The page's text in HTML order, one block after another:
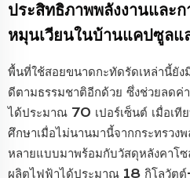
ประสิทธิภาพพลังงานและ
หมุนเวียนในบ้านแคปซูลแ
พื้นที่ใช้สอยขนาดกะทัดรัดเหล่านี้ยัง
ดีตามธรรมชาติอีกด้วย ซึ่งช่วยลดค่
ได้ประมาณ 70 เปอร์เซ็นต์ เมื่อเที
ศึกษาเมื่อไม่นานมานี้จากกระทรวง
หลายแบบมาพร้อมกับวัสดุหลังคาโ
ผลิตไฟฟ้าได้ประมาณ 18 กิโลวัตต์